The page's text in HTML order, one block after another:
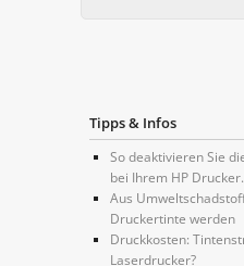
Tipps & Infos
So deaktivieren Sie
bei Ihrem HP Drucker.
Aus
Druckertinte werden
Druckkosten:
Laserdrucker?